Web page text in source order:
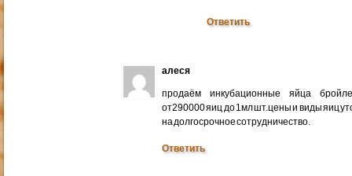
Ответить
алеся
продаём инкубационные яйца
от290000 яиц до 1мл шт.цены и виды яиц
на долгосрочное сотрудничество.
Ответить